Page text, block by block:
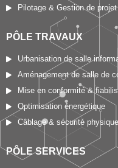
Pilotage & Gestion de projet
PÔLE TRAVAUX
Urbanisation de salle
Aménagement de salle de
Mise en conformité &
Optimisation énergétique
Câblage & sécurité physique
PÔLE SERVICES